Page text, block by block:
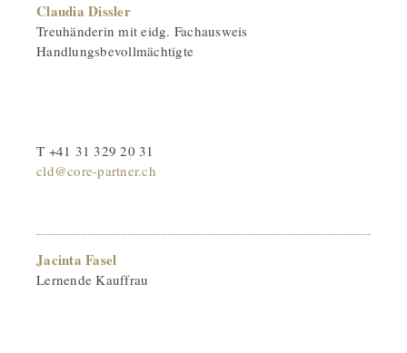
Claudia Dissler
Treuhänderin mit eidg. Fachausweis
Handlungsbevollmächtigte
T +41 31 329 20 31
cld@core-partner.ch
Jacinta Fasel
Lernende Kauffrau